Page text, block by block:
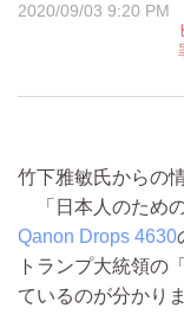
2020/09/03 9:20 PM
竹下雅敏氏からの
「日本人のため
Qanon Drops 4630
トランプ大統領の
ているのが分かりま